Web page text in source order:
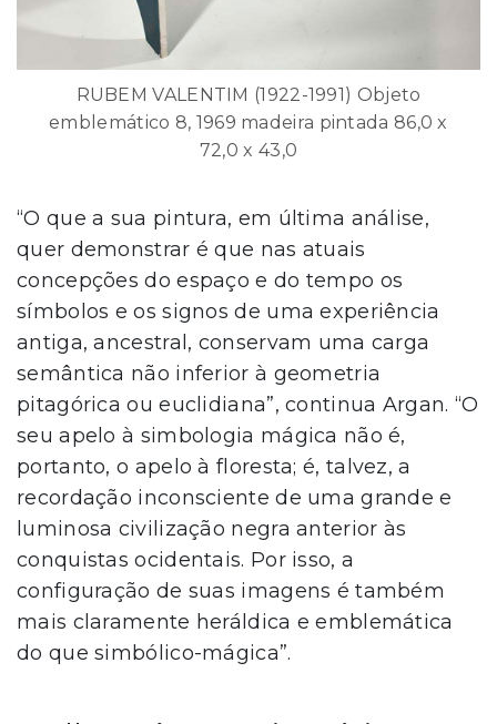
RUBEM VALENTIM (1922-1991) Objeto
emblemático 8, 1969 madeira pintada 86,0 x
72,0 x 43,0
“O que a sua pintura, em última análise,
quer demonstrar é que nas atuais
concepções do espaço e do tempo os
símbolos e os signos de uma experiência
antiga, ancestral, conservam uma carga
semântica não inferior à geometria
pitagórica ou euclidiana”, continua Argan. “O
seu apelo à simbologia mágica não é,
portanto, o apelo à floresta; é, talvez, a
recordação inconsciente de uma grande e
luminosa civilização negra anterior às
conquistas ocidentais. Por isso, a
configuração de suas imagens é também
mais claramente heráldica e emblemática
do que simbólico-mágica”.